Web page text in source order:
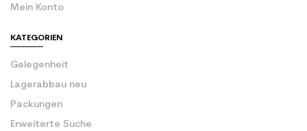
Mein Konto
KATEGORIEN
Gelegenheit
Lagerabbau neu
Packungen
Erweiterte Suche